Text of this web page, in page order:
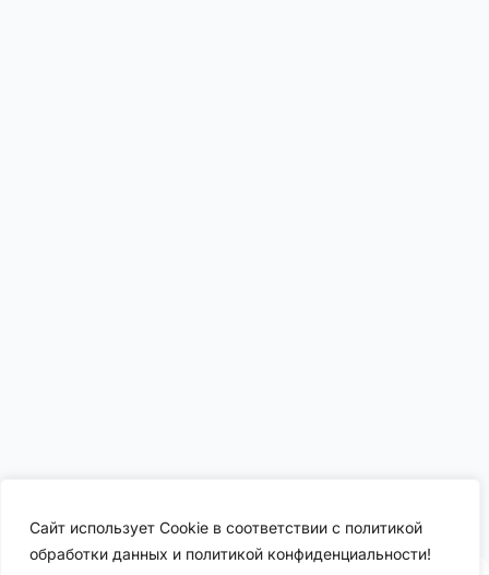
Сайт использует Cookie в соответствии с политикой
обработки данных и политикой конфиденциальности!